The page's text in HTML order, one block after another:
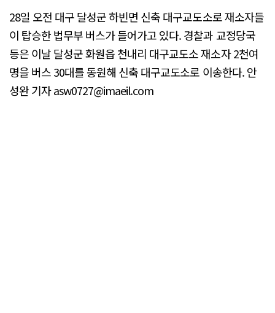
28일 오전 대구 달성군 하빈면 신축 대구교도소로 재소자들
이 탑승한 법무부 버스가 들어가고 있다. 경찰과 교정당국
등은 이날 달성군 화원읍 천내리 대구교도소 재소자 2천여
명을 버스 30대를 동원해 신축 대구교도소로 이송한다. 안
성완 기자 asw0727@imaeil.com